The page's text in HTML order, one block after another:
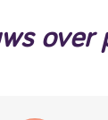
over